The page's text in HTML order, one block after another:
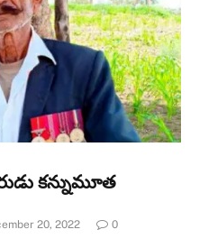
కన్నుమూత
20, 2022 0